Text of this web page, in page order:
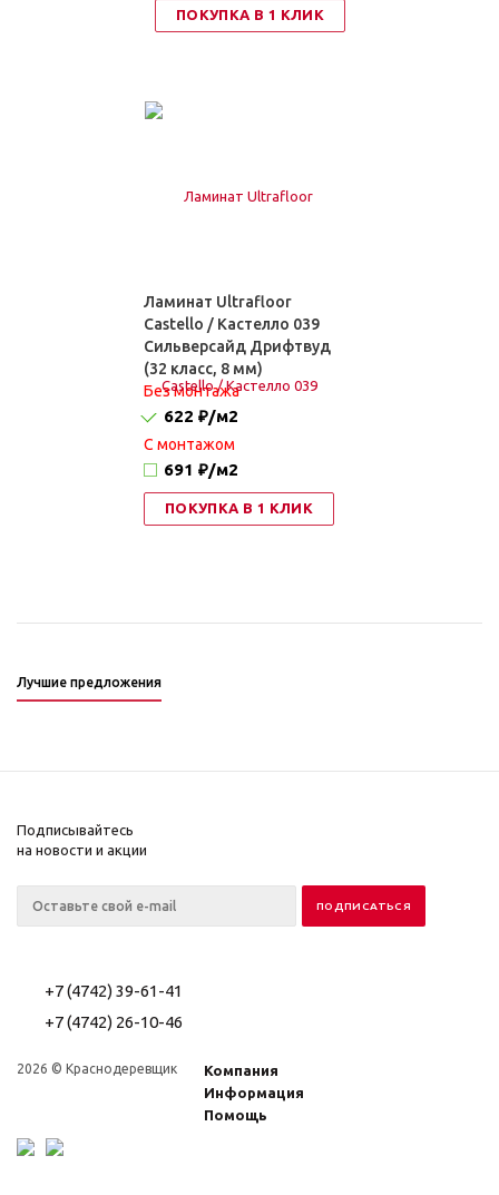
ПОКУПКА В 1 КЛИК
Ламинат Ultrafloor
Castello / Кастелло 039
Сильверсайд Дрифтвуд
(32 класс, 8 мм)
Без монтажа
622 ₽/м2
C монтажом
691 ₽/м2
ПОКУПКА В 1 КЛИК
Лучшие предложения
Подписывайтесь
на новости и акции
+7 (4742) 39-61-41
+7 (4742) 26-10-46
2026 © Краснодеревщик
Компания
Информация
Помощь